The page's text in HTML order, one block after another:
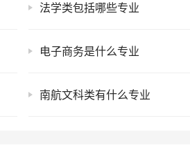
法学类包括哪些专业
电子商务是什么专业
南航文科类有什么专业